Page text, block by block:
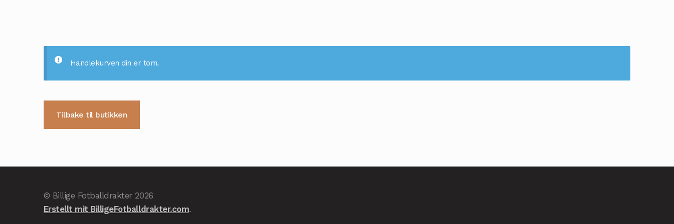
Handlekurven din er tom.
Tilbake til butikken
© Billige Fotballdrakter 2026
Erstellt mit BilligeFotballdrakter.com.